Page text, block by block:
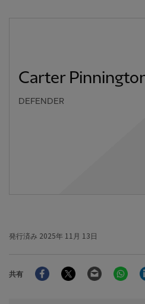
Carter
DEFENDER
発行済み 2025年 11月 13日
共有
FacebookTwitter Email